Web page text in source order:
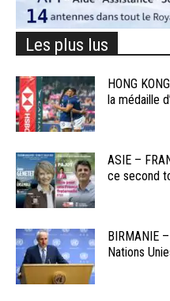
Les plus lus
HONG
la médaille
ASIE –
ce second
BIRMANIE
Nations